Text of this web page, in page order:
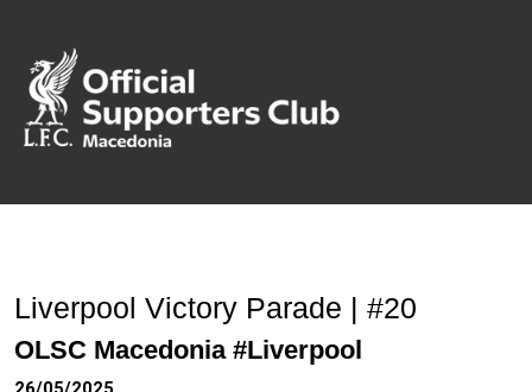
Liverpool Victory Parade | #20
OLSC Macedonia #Liverpool